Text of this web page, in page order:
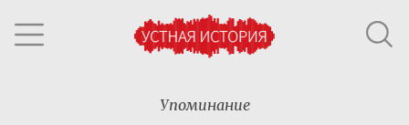
Упоминание